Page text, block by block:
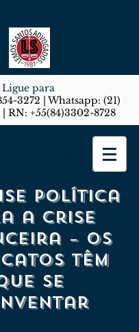
Ligue para
3272 | Whatsapp: (21)
| RN: +55(84)3302-8728
política
a crise
– os
têm
se